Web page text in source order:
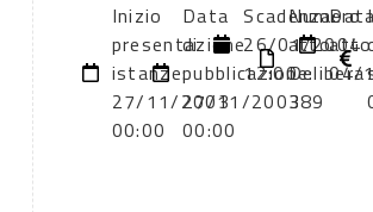
Inizio
presentazione
istanze:
27/11/2003
00:00
Data
di
pubblicazione:
27/11/2003
00:00
Scadenza:
26/01/2004
12:00
Numero
atto:
Delibera
389
04/